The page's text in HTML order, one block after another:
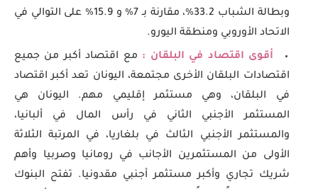
وبطالة الشباب 33.2%، مقارنة بـ 7% و 15.9% على التوالي في
الاتحاد الأوروبي ومنطقة اليورو.
أقوى اقتصاد في البلقان : مع اقتصاد أكبر من جميع
اقتصادات البلقان الأخرى مجتمعة، اليونان تعد أكبر اقتصاد
في البلقان، وهي مستثمر إقليمي مهم. اليونان هي
المستثمر الأجنبي الثاني في رأس المال في ألبانيا،
والمستثمر الأجنبي الثالث في بلغاريا، في المرتبة الثلاثة
الأولى من المستثمرين الأجانب في رومانيا وصربيا وأهم
شريك تجاري وأكبر مستثمر أجنبي مقدونيا. تفتح البنوك